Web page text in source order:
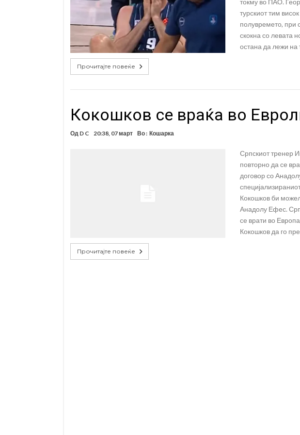
турскиот тим
полувремето, при
скокна со левата
остана да лежи на
Прочитајте повеќе
Кокошков се враќа во
Од D C 20:38, 07 март Во : Кошарка
Српскиот тренер
повторно да се
договор со
Кокошков би
Анадолу Ефес.
се врати во
Кокошков да го
Прочитајте повеќе